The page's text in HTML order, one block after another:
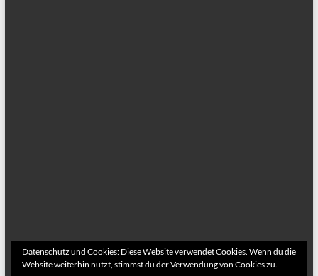
Datenschutz und Cookies: Diese Website verwendet Cookies. Wenn du die
Website weiterhin nutzt, stimmst du der Verwendung von Cookies zu.